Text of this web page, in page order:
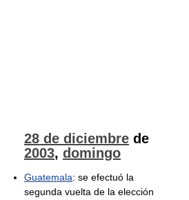
28 de diciembre de
2003, domingo
Guatemala: se efectuó la
segunda vuelta de la elección